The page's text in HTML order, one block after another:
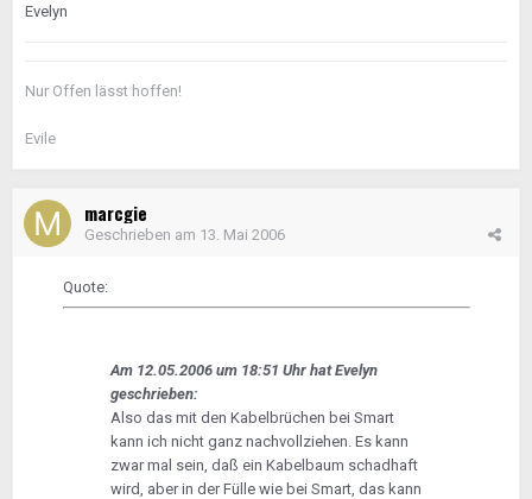
Evelyn
Nur Offen lässt hoffen!
Evile
marcgie
Geschrieben am 13. Mai 2006
Quote:
Am 12.05.2006 um 18:51 Uhr hat Evelyn
geschrieben:
Also das mit den Kabelbrüchen bei Smart
kann ich nicht ganz nachvollziehen. Es kann
zwar mal sein, daß ein Kabelbaum schadhaft
wird, aber in der Fülle wie bei Smart, das kann